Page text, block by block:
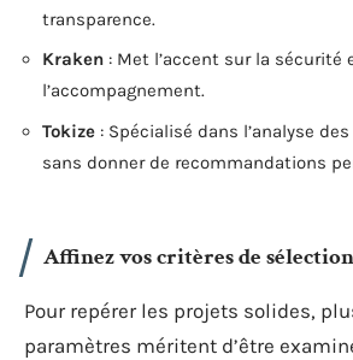
transparence.
Kraken : Met l’accent sur la sécurité
l’accompagnement.
Tokize : Spécialisé dans l’analyse
sans donner de recommandations
Affinez vos critères de sélection
Pour repérer les projets solides,
paramètres méritent d’être